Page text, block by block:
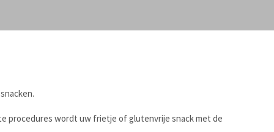
procedures wordt uw frietje of glutenvrije snack met de